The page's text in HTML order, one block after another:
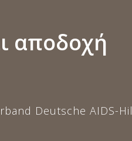
αποδοχή
Deutsche AIDS-